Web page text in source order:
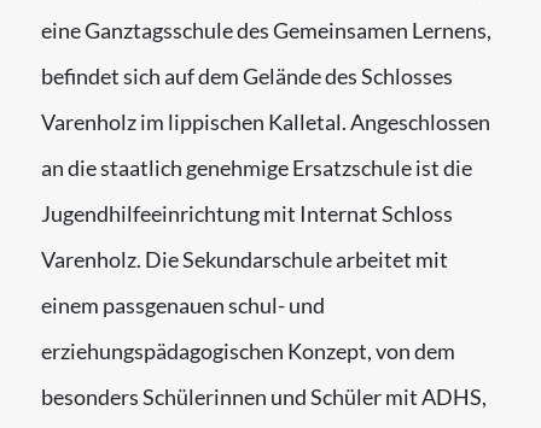
eine Ganztagsschule des Gemeinsamen Lernens,
befindet sich auf dem Gelände des Schlosses
Varenholz im lippischen Kalletal. Angeschlossen
an die staatlich genehmige Ersatzschule ist die
Jugendhilfeeinrichtung mit Internat Schloss
Varenholz. Die Sekundarschule arbeitet mit
einem passgenauen schul- und
erziehungspädagogischen Konzept, von dem
besonders Schülerinnen und Schüler mit ADHS,